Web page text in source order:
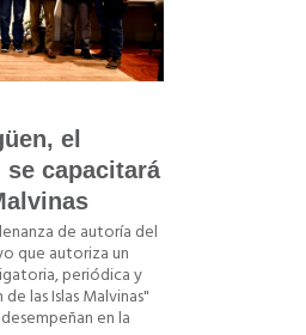
el
capacitará
de autoría del
que autoriza un
periódica y
las Islas Malvinas"
en la